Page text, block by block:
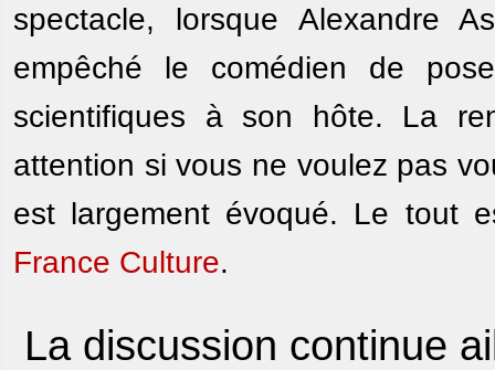
spectacle, lorsque Alexandre
empêché le comédien de
scientifiques à son hôte. La
attention si vous ne voulez pas
est largement évoqué. Le tout
France Culture.
La discussion continue